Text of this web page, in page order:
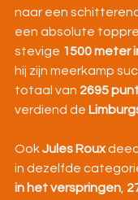
naar een
een absolute
stevige 1500 meter
hij zijn meerkamp
totaal van 2695
verdiend de
Ook Jules Roux
in dezelfde
in het verspringen